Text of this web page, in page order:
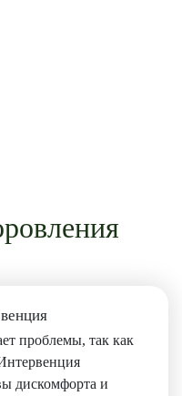
проблемы, так как
дискомфорта и